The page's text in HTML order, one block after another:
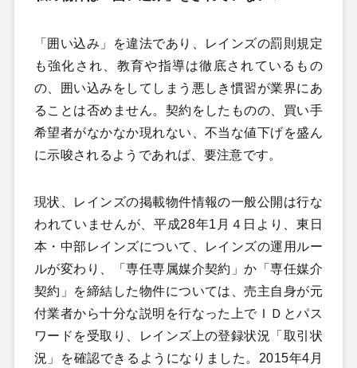
「囲い込み」を違法であり、レインズの罰則規定
も強化され、教育や指導は徹底されているもの
の、囲い込みをしてしまう悪しき慣習が業界にあ
ることは否めません。契約をしたものの、買い手
希望者がなかなか現れない、不当な値下げを盛ん
に示唆されるようであれば、要注意です。
現状、レインズの掲載物件情報の一般公開は行な
われていませんが、平成28年1月４日より、東日
本・中部レインズについて、レインズの運用ルー
ルが変わり、「専任専属媒介契約」か「専任媒介
契約」を締結した物件については、売主自身が元
付業者から十分な説明を行なった上でＩＤとパス
ワードを受取り、レインズ上の登録状況「取引状
況」を確認できるようになりました。2015年4 月